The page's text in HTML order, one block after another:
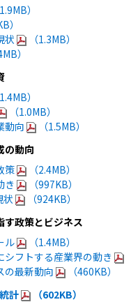
1.9MB）
）
状
（1.3MB）
）
1.4MB）
（1.0MB）
動向
（1.5MB）
の動向
策
（2.4MB）
き
（997KB）
状
（924KB）
す政策とビジネス
ル
（1.4MB）
シフトする産業界の動き
の最新動向
（460KB）
計
（602KB）